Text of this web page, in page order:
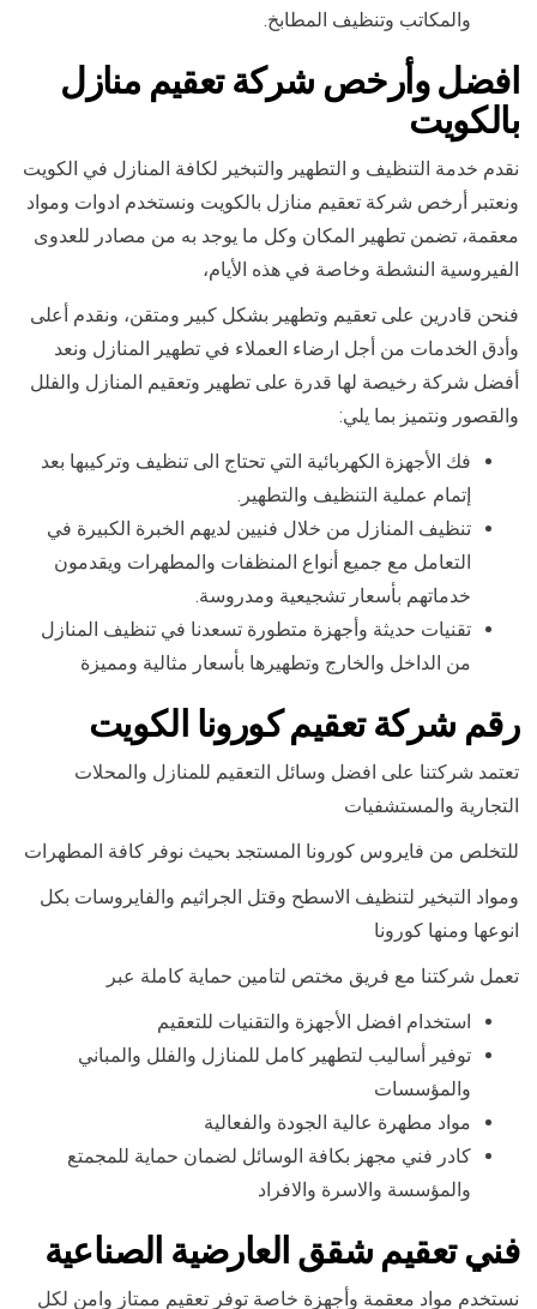
والمكاتب وتنظيف المطابخ.
افضل وأرخص شركة تعقيم منازل
بالكويت
نقدم خدمة التنظيف و التطهير والتبخير لكافة المنازل في الكويت
ونعتبر أرخص شركة تعقيم منازل بالكويت ونستخدم ادوات ومواد
معقمة، تضمن تطهير المكان وكل ما يوجد به من مصادر للعدوى
الفيروسية النشطة وخاصة في هذه الأيام،
فنحن قادرين على تعقيم وتطهير بشكل كبير ومتقن، ونقدم أعلى
وأدق الخدمات من أجل ارضاء العملاء في تطهير المنازل ونعد
أفضل شركة رخيصة لها قدرة على تطهير وتعقيم المنازل والفلل
والقصور ونتميز بما يلي:
فك الأجهزة الكهربائية التي تحتاج الى تنظيف وتركيبها بعد
إتمام عملية التنظيف والتطهير.
تنظيف المنازل من خلال فنيين لديهم الخبرة الكبيرة في
التعامل مع جميع أنواع المنظفات والمطهرات ويقدمون
خدماتهم بأسعار تشجيعية ومدروسة.
تقنيات حديثة وأجهزة متطورة تسعدنا في تنظيف المنازل
من الداخل والخارج وتطهيرها بأسعار مثالية ومميزة
رقم شركة تعقيم كورونا الكويت
تعتمد شركتنا على افضل وسائل التعقيم للمنازل والمحلات
التجارية والمستشفيات
للتخلص من فايروس كورونا المستجد بحيث نوفر كافة المطهرات
ومواد التبخير لتنظيف الاسطح وقتل الجراثيم والفايروسات بكل
انوعها ومنها كورونا
تعمل شركتنا مع فريق مختص لتامين حماية كاملة عبر
استخدام افضل الأجهزة والتقنيات للتعقيم
توفير أساليب لتطهير كامل للمنازل والفلل والمباني
والمؤسسات
مواد مطهرة عالية الجودة والفعالية
كادر فني مجهز بكافة الوسائل لضمان حماية للمجمتع
والمؤسسة والاسرة والافراد
فني تعقيم شقق العارضية الصناعية
نستخدم مواد معقمة وأجهزة خاصة توفر تعقيم ممتاز وامن لكل